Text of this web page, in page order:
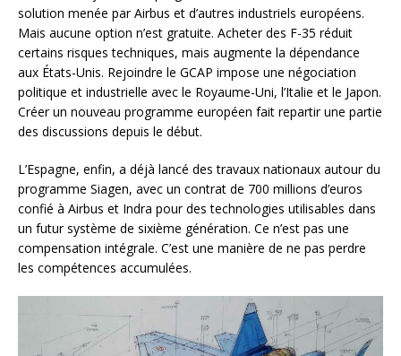
solution menée par Airbus et d’autres industriels européens.
Mais aucune option n’est gratuite. Acheter des F-35 réduit
certains risques techniques, mais augmente la dépendance
aux États-Unis. Rejoindre le GCAP impose une négociation
politique et industrielle avec le Royaume-Uni, l’Italie et le Japon.
Créer un nouveau programme européen fait repartir une partie
des discussions depuis le début.
L’Espagne, enfin, a déjà lancé des travaux nationaux autour du
programme Siagen, avec un contrat de 700 millions d’euros
confié à Airbus et Indra pour des technologies utilisables dans
un futur système de sixième génération. Ce n’est pas une
compensation intégrale. C’est une manière de ne pas perdre
les compétences accumulées.